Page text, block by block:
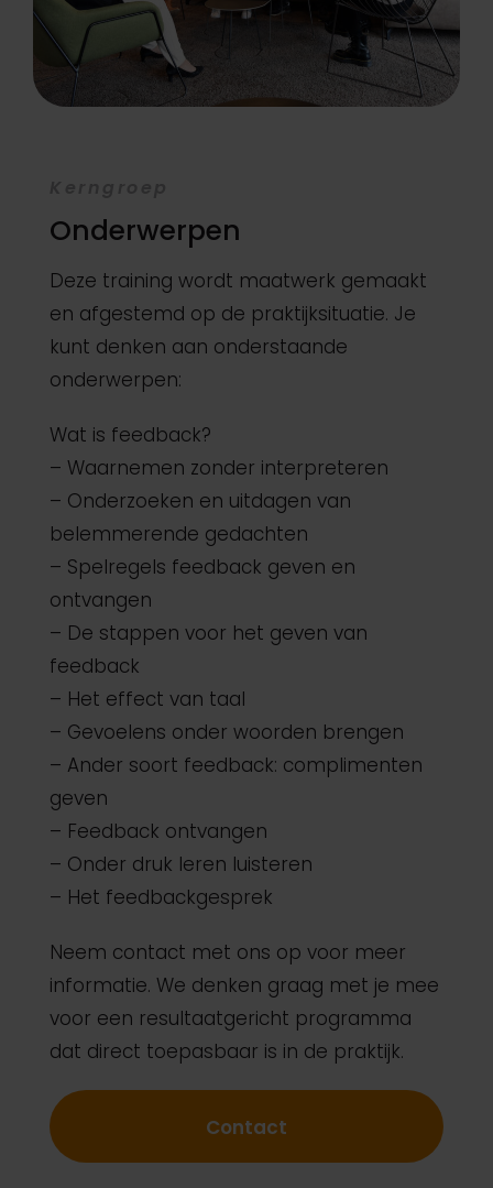
Onderwerpen
Deze training wordt maatwerk gemaakt
en afgestemd op de praktijksituatie. Je
kunt denken aan onderstaande
onderwerpen:
Wat is feedback?
– Waarnemen zonder interpreteren
– Onderzoeken en uitdagen van
belemmerende gedachten
– Spelregels feedback geven en
ontvangen
– De stappen voor het geven van
feedback
– Het effect van taal
– Gevoelens onder woorden brengen
– Ander soort feedback: complimenten
geven
– Feedback ontvangen
– Onder druk leren luisteren
– Het feedbackgesprek
Neem contact met ons op voor meer
informatie. We denken graag met je mee
voor een resultaatgericht programma
dat direct toepasbaar is in de praktijk.
Contact